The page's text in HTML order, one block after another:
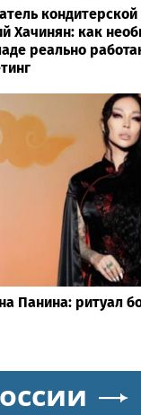
Хачинян: как
реально
Панина: ритуал